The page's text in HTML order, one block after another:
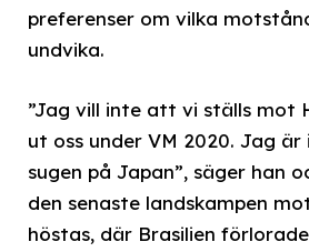
preferenser om vilka
undvika.
”Jag vill inte att vi ställs mot
ut oss under VM 2020. Jag
sugen på Japan”, säger han
den senaste landskampen
höstas, där Brasilien